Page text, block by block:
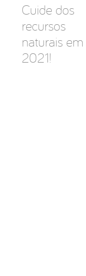
Cuide dos
recursos
naturais em
2021!